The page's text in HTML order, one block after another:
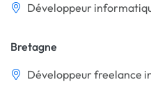
Développeur
Bretagne
Développeur freelance